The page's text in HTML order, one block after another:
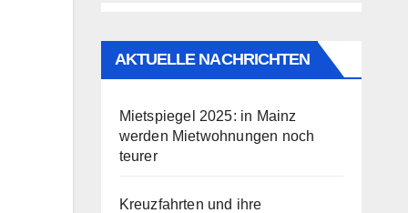
AKTUELLE NACHRICHTEN
Mietspiegel 2025: in Mainz
werden Mietwohnungen noch
teurer
Kreuzfahrten und ihre